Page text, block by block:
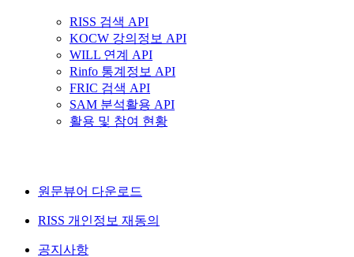
RISS 검색 API
KOCW 강의정보 API
WILL 연계 API
Rinfo 통계정보 API
FRIC 검색 API
SAM 분석활용 API
활용 및 참여 현황
원문뷰어 다운로드
RISS 개인정보 재동의
공지사항